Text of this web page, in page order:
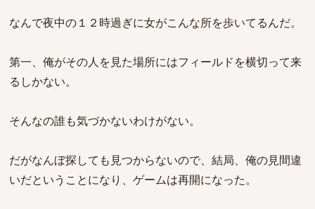
なんで夜中の１２時過ぎに女がこんな所を歩いてるんだ。
第一、俺がその人を見た場所にはフィールドを横切って来
るしかない。
そんなの誰も気づかないわけがない。
だがなんぼ探しても見つからないので、結局、俺の見間違
いだということになり、ゲームは再開になった。